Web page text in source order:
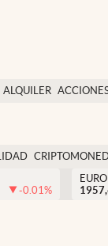
ALQUILER
-0.01%